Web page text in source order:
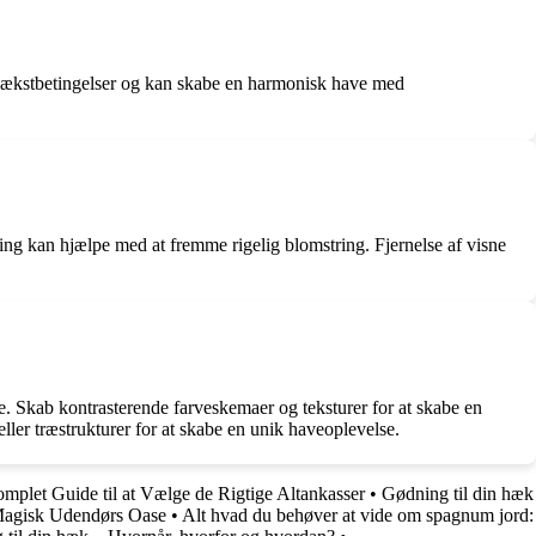
og kan skabe en harmonisk have med
kan hjælpe med at fremme rigelig blomstring. Fjernelse af visne
kontrasterende farveskemaer og teksturer for at skabe en
træstrukturer for at skabe en unik haveoplevelse.
Guide til at Vælge de Rigtige Altankasser• Gødning til din hæk
Udendørs Oase • Alt hvad du behøver at vide om spagnum jord: